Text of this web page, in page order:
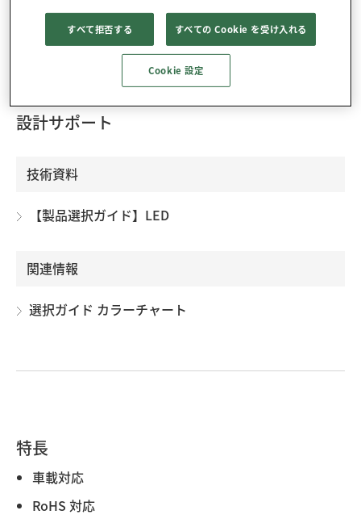
SEP1D1419DTA は、純緑色の表面実装型LED です。静
電気保護のため、保護ダイオードが搭載されています。
設計サポート
技術資料
【製品選択ガイド】LED
関連情報
選択ガイド カラーチャート
特長
車載対応
RoHS 対応
すべて拒否する すべての Cookie を受け入れる
Cookie 設定